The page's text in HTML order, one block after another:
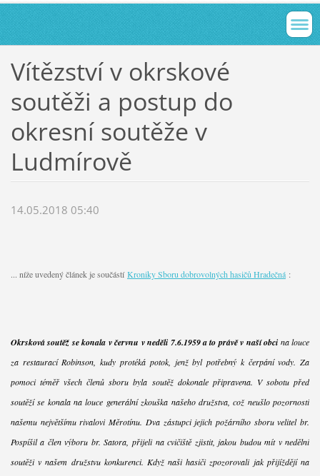
Vítězství v okrskové
soutěži a postup do
okresní soutěže v
Ludmírově
14.05.2018 05:40
... níže uvedený článek je součástíKroniky Sboru dobrovolných hasičů Hradečná:
Okrsková soutěž se konala v červnu v neděli 7.6.1959 a to právě v naší obci na louce
za restaurací Robinson, kudy protéká potok, jenž byl potřebný k čerpání vody. Za
pomoci téměř všech členů sboru byla soutěž dokonale připravena. V sobotu před
soutěží se konala na louce generální zkouška našeho družstva, což neušlo pozornosti
našemu největšímu rivalovi Měrotínu. Dva zástupci jejich požárního sboru velitel br.
Pospíšil a člen výboru br. Satora, přijeli na cvičiště zjistit, jakou budou mít v nedělní
soutěži v našem družstvu konkurenci. Když naši hasiči zpozorovali jak přijíždějí na